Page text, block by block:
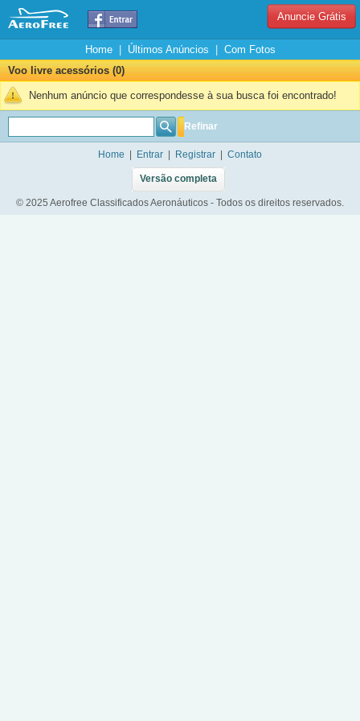
Anuncie Grátis
Home| Últimos Anúncios
Com Fotos
Voo livre acessórios (0)
Nenhum anúncio que correspondesse à sua busca foi encontrado!
Refinar
Home Entrar Registrar Contato
Versão completa
© 2025 Aerofree Classificados Aeronáuticos - Todos os direitos reservados.